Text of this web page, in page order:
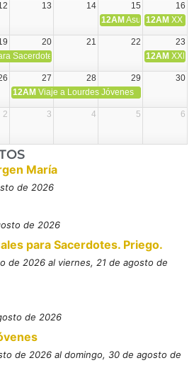
13 14 15
16
12AM Asunción de la
12AM XX
20 21 22
23
Sacerdotes. Priego. 12AM XXI
27 28 29
30
12AM Viaje a Lourdes Jóvenes
2 3 4 5 6
María
de 2026
de 2026
para Sacerdotes. Priego.
de 2026 al viernes, 21 de agosto de
de 2026
de 2026 al domingo, 30 de agosto de